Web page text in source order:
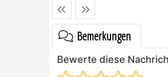
Bemerkungen
Bewerte diese